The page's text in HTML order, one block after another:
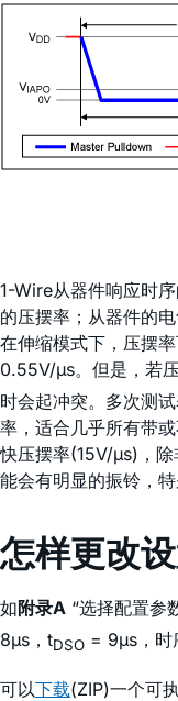
1-Wire从器件响应时
的压摆率；从器件的
在伸缩模式下，压摆
0.55V/µs。但是，若
时会起冲突。多次测
率，适合几乎所有带
快压摆率(15V/µs)，
能会有明显的振铃，
怎样更改
如附录A “选择配置参
8µs，tDSO = 9µs，时
可以下载(ZIP)一个可